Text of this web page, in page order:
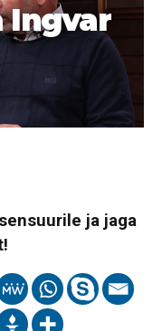
Ingvar
ja jaga